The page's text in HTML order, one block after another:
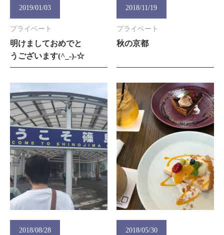
2019/01/03
プライベート
明けましておめでと
うございます(^_-)-☆
2018/11/19
プライベート
秋の京都
2018/08/28 2018/05/30